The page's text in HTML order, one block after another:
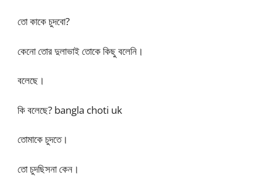
তো কাকে চুদবো?
কেনো তোর দুলাভাই তোকে কিছু বলেনি।
বলেছে।
কি বলেছে? bangla choti uk
তোমাকে চুদতে।
তো চুদছিসনা কেন।